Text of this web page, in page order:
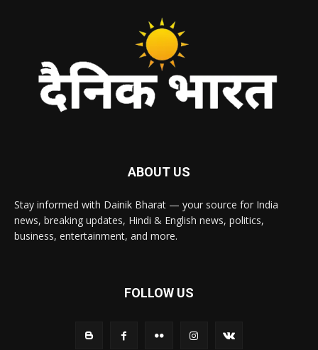
ABOUT US
Stay informed with Dainik Bharat — your source for India
news, breaking updates, Hindi & English news, politics,
business, entertainment, and more.
FOLLOW US